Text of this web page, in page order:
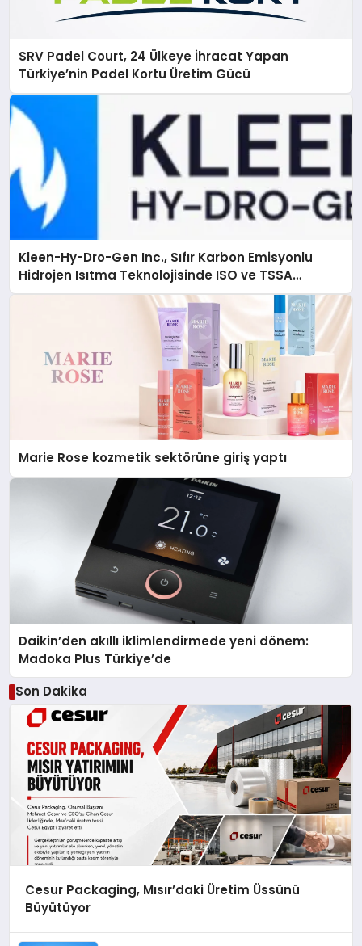
SRV Padel Court, 24 Ülkeye İhracat Yapan
Türkiye’nin Padel Kortu Üretim Gücü
Kleen-Hy-Dro-Gen Inc., Sıfır Karbon Emisyonlu
Hidrojen Isıtma Teknolojisinde ISO ve TSSA
Düzenleyici Onaylarını Aldı
Marie Rose kozmetik sektörüne giriş yaptı
Daikin’den akıllı iklimlendirmede yeni dönem:
Madoka Plus Türkiye’de
Son Dakika
Cesur Packaging, Mısır’daki Üretim Üssünü
Büyütüyor